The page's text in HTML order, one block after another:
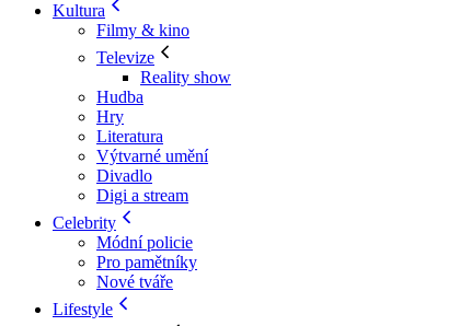
Kultura
Filmy & kino
Televize
Reality show
Hudba
Hry
Literatura
Výtvarné umění
Divadlo
Digi a stream
Celebrity
Módní policie
Pro pamětníky
Nové tváře
Lifestyle